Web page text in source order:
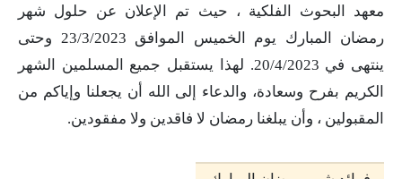
معهد البحوث الفلكية ، حيث تم الإعلان عن حلول شهر
رمضان المبارك يوم الخميس الموافق 23/3/2023 وحتى
ينتهى في 20/4/2023. لهذا يستقبل جميع المسلمين الشهر
الكريم بفرح وسعادة، والدعاء إلى الله أن يجعلنا وإياكم من
المقبولين ، وأن يبلغنا رمضان لا فاقدين ولا مفقودين.